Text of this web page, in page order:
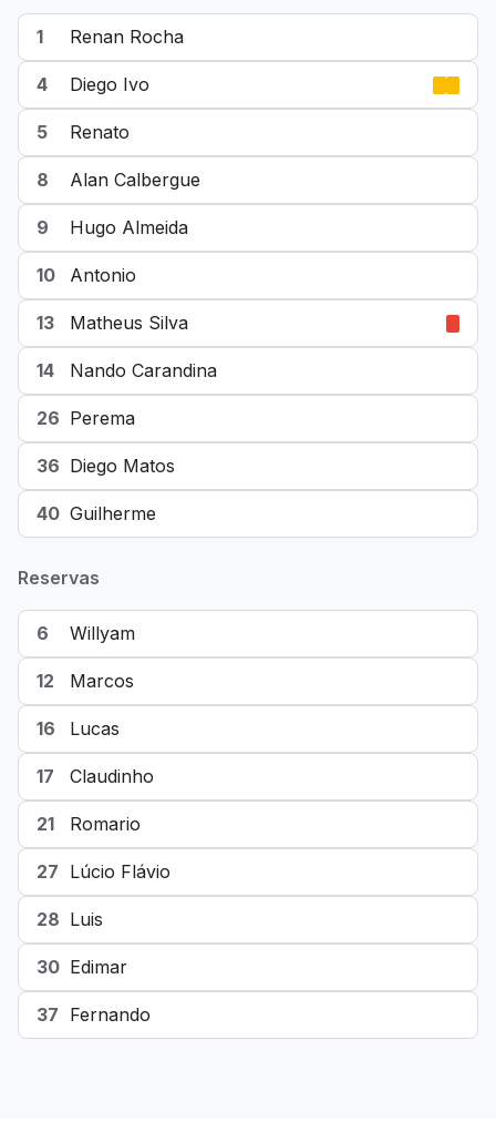
1 Renan Rocha
4 Diego Ivo
5 Renato
8 Alan Calbergue
9 Hugo Almeida
10 Antonio
13 Matheus Silva
14 Nando Carandina
26 Perema
36 Diego Matos
40 Guilherme
Reservas
6 Willyam
12 Marcos
16 Lucas
17 Claudinho
21 Romario
27 Lúcio Flávio
28 Luis
30 Edimar
37 Fernando